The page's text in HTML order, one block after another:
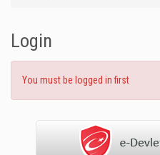
Login
You must be logged in first